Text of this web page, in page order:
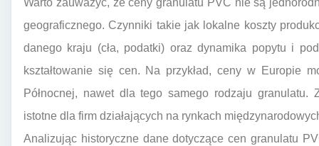
Warto zauważyć, że ceny granulatu PVC nie są
geograficznego. Czynniki takie jak lokalne koszty
danego kraju (cła, podatki) oraz dynamika popytu i
kształtowanie się cen. Na przykład, ceny w Europie
Północnej, nawet dla tego samego rodzaju granulatu.
istotne dla firm działających na rynkach
Analizując historyczne dane dotyczące cen granulatu